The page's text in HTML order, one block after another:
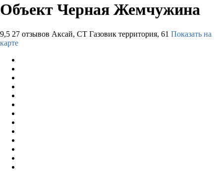
Объект Черная Жемчужина
9,5 27 отзывов Аксай, СТ Газовик территория, 61 Показать на
карте